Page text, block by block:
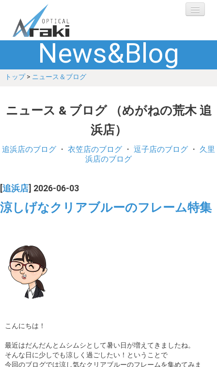
選ばれる理由
ブランド
ショップ
お客さまの声
コラム
ブログ
News&Blog
トップ> ニュース＆ブログ
ニュース & ブログ （めがねの荒木 追
浜店）
追浜店のブログ ・ 衣笠店のブログ ・ 逗子店のブログ ・ 久里
浜店のブログ
追浜店 ] 2026-06-03
涼しげなクリアブルーのフレーム特集
こんにちは！
最近はだんだんとムシムシとして暑い日が増えてきましたね。
そんな日に少しでも涼しく過ごしたい！ということで
今回のブログでは涼し気なクリアブルーのフレームを集めてみま